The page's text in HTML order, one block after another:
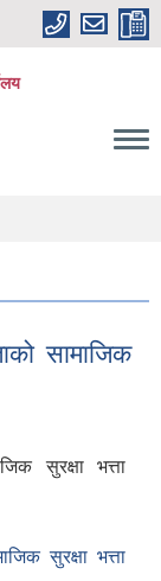
सामाजिक
सुरक्षा भत्ता
सुरक्षा भत्ता